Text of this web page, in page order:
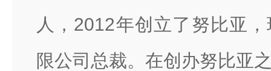
人，2012年创立了努比亚
限公司总裁。在创办努比亚